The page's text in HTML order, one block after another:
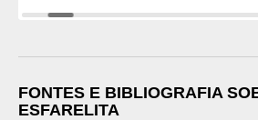
FONTES E BIBLIOGRAFIA
ESFARELITA